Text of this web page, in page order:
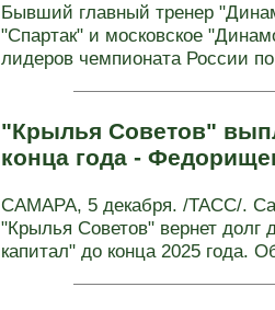
Бывший главный тренер
"Спартак" и московское
лидеров чемпионата России
"Крылья Советов"
конца года -
САМАРА, 5 декабря. /ТАСС/.
"Крылья Советов" вернет долг
капитал" до конца 2025 года.